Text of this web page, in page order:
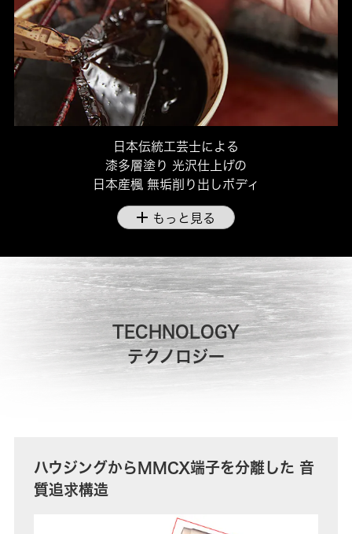
日本伝統工芸士による
漆多層塗り 光沢仕上げの
日本産楓 無垢削り出しボディ
add もっと見る
TECHNOLOGY
テクノロジー
ハウジングからMMCX端子を分離した 音
質追求構造